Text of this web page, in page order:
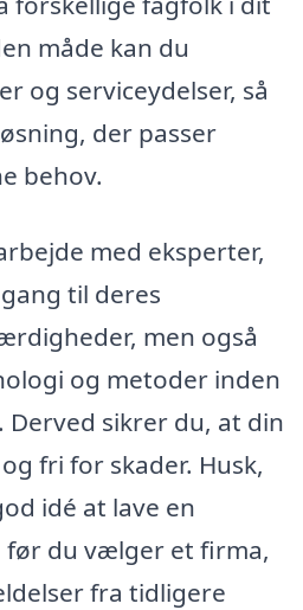
måde kan du
og serviceydelser, så
der passer
behov.
med eksperter,
til deres
men også
og metoder inden
sikrer du, at din
fri for skader. Husk,
idé at lave en
før du vælger et firma,
fra tidligere